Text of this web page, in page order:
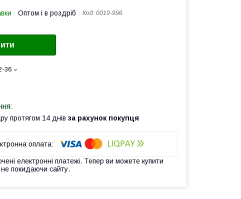
Оптом і в роздріб Код: 0010-996
36
протягом 14 днів за рахунок покупця
електронні платежі. Тепер ви можете купити
покидаючи сайту.